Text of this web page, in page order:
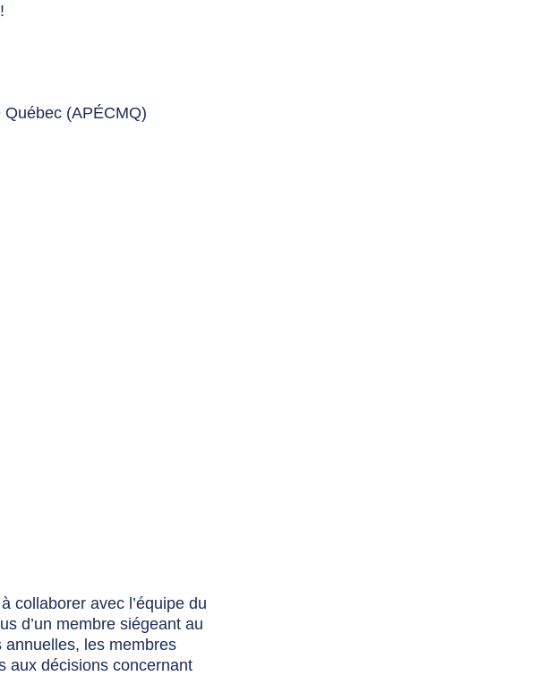
Québec (APÉCMQ)
collaborer avec l’équipe du
d’un membre siégeant au
annuelles, les membres
aux décisions concernant